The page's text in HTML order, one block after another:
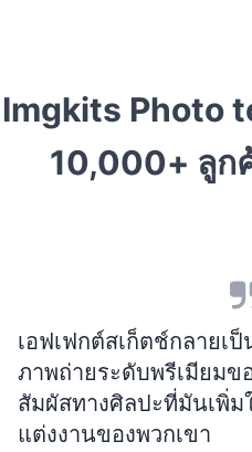
Imgkits Photo
10,000+ ลูก
เอฟเฟกต์สเก็ตช์กลายเ
ภาพถ่ายระดับพรีเมียม
สัมผัสทางศิลปะที่มันเพิ่
แต่งงานของพวกเขา